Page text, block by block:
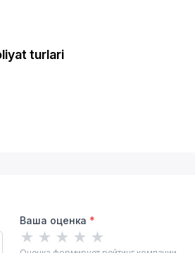
turlari
Ваша оценка *
★ ★ ★ ★ ★